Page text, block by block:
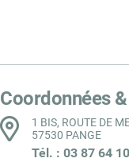
Coordonnées
1 BIS, ROUTE DE
57530 PANGE
Tél. : 03 87 64